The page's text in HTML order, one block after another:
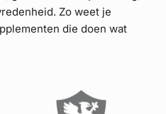
Zo weet je
die doen wat